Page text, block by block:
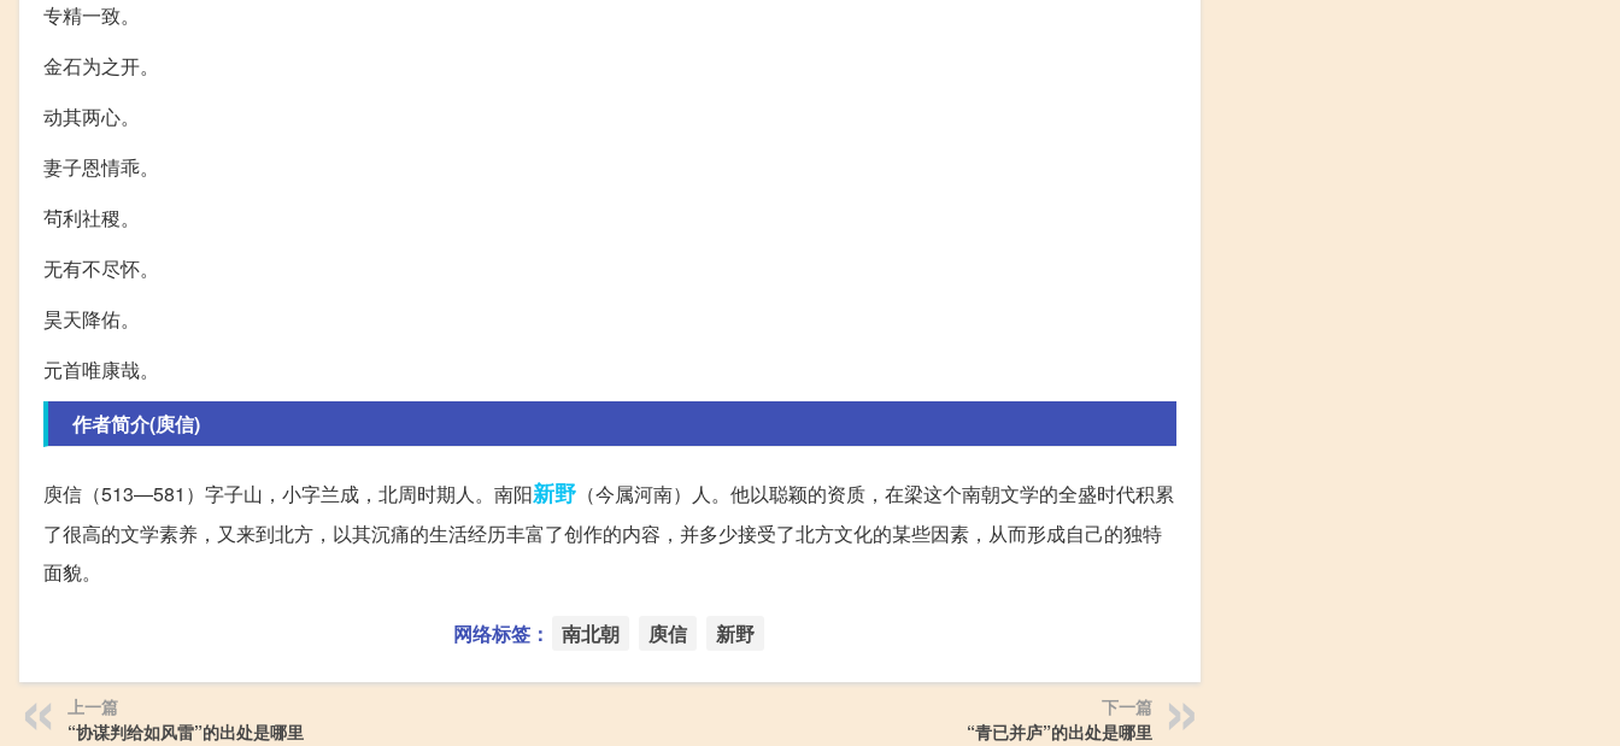
专精一致。
金石为之开。
动其两心。
妻子恩情乖。
茍利社稷。
无有不尽怀。
昊天降佑。
元首唯康哉。
作者简介(庾信)
庾信（513—581）字子山，小字兰成，北周时期人。南阳新野 （今属河南）人。他以聪颖的资质，在梁这个南朝文学的全盛时代积累
了很高的文学素养，又来到北方，以其沉痛的生活经历丰富了创作的内容，并多少接受了北方文化的某些因素，从而形成自己的独特
面貌。
网络标签： 南北朝 庾信 新野
上一篇
“协谋判给如风雷”的出处是哪里
下一篇
“青已并庐”的出处是哪里